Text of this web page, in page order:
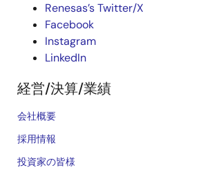
Renesas’s Twitter/X
Facebook
Instagram
LinkedIn
経営/決算/業績
会社概要
採用情報
投資家の皆様